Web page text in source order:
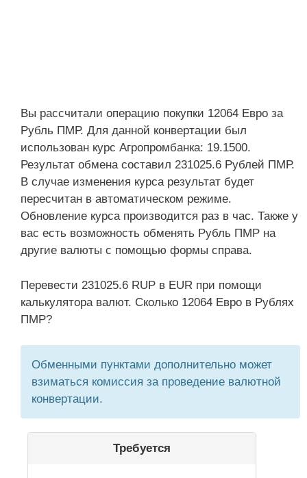
Вы рассчитали операцию покупки 12064 Евро за
Рубль ПМР. Для данной конвертации был
использован курс Агропромбанка: 19.1500.
Результат обмена составил 231025.6 Рублей ПМР.
В случае изменения курса результат будет
пересчитан в автоматическом режиме.
Обновление курса производится раз в час. Также у
вас есть возможность обменять Рубль ПМР на
другие валюты с помощью формы справа.
Перевести 231025.6 RUP в EUR при помощи
калькулятора валют. Сколько 12064 Евро в Рублях
ПМР?
Обменными пунктами дополнительно может
взиматься комиссия за проведение валютной
конвертации.
Требуется